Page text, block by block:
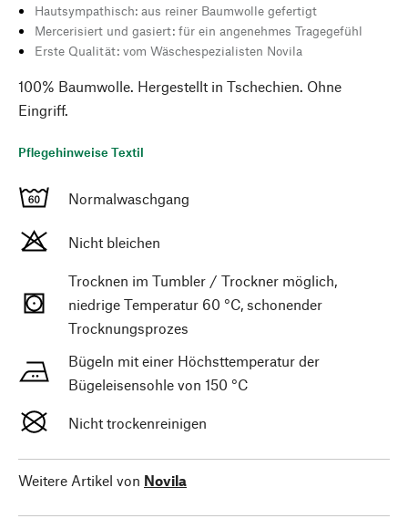
Hautsympathisch: aus reiner Baumwolle gefertigt
Mercerisiert und gasiert: für ein angenehmes Tragegefühl
Erste Qualität: vom Wäschespezialisten Novila
100% Baumwolle. Hergestellt in Tschechien. Ohne
Eingriff.
Pflegehinweise Textil
Normalwaschgang
Nicht bleichen
Trocknen im Tumbler / Trockner möglich,
niedrige Temperatur 60 °C, schonender
Trocknungsprozes
Bügeln mit einer Höchsttemperatur der
Bügeleisensohle von 150 °C
Nicht trockenreinigen
Weitere Artikel von Novila